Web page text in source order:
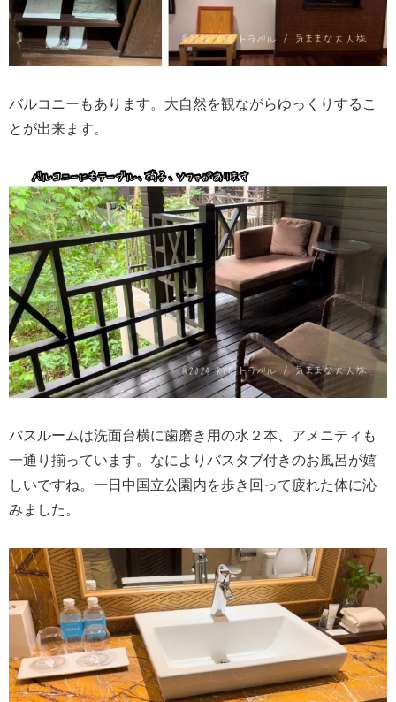
バルコニーもあります。大自然を観ながらゆっくりするこ
とが出来ます。
バスルームは洗面台横に歯磨き用の水２本、アメニティも
一通り揃っています。なによりバスタブ付きのお風呂が嬉
しいですね。一日中国立公園内を歩き回って疲れた体に沁
みました。